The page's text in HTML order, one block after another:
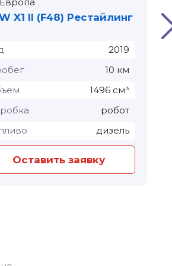
X1 II (F48) Рестайлинг
2019
10 км
1496 см³
робот
дизель
Оставить заявку